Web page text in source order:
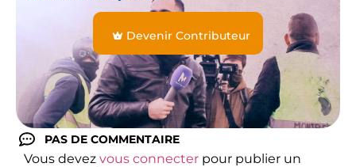
Devenir Contributeur
PAS DE COMMENTAIRE
Vous devez vous connecter pour publier un